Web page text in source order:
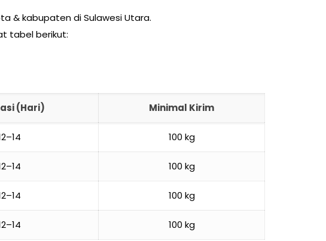
& kabupaten di Sulawesi Utara.
tabel berikut:
(Hari) Minimal Kirim
100 kg
100 kg
100 kg
100 kg